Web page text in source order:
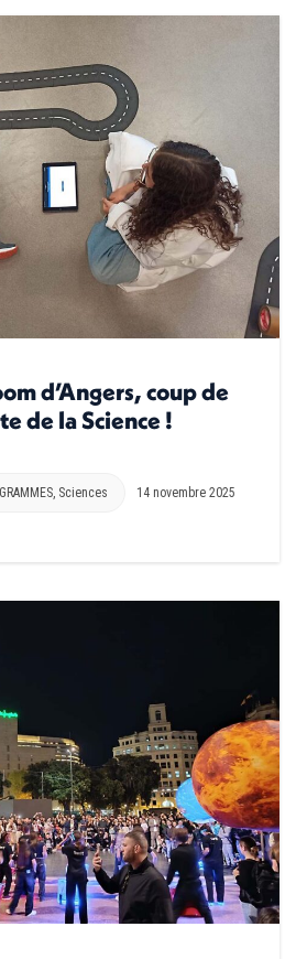
d’Angers, coup de
de la Science !
, Sciences 14 novembre 2025